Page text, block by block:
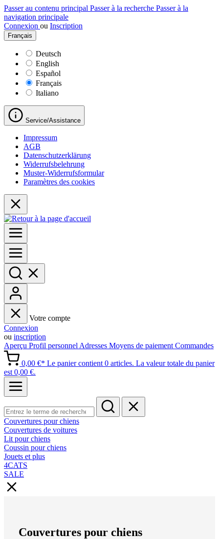
Passer au contenu principal Passer à la recherche Passer à la
navigation principale
Connexion ou Inscription
Français
Deutsch
English
Español
Français
Italiano
Service/Assistance
Impressum
AGB
Datenschutzerklärung
Widerrufsbelehrung
Muster-Widerrufsformular
Paramètres des cookies
Votre compte
Connexion
ou inscription
Aperçu Profil personnel Adresses Moyens de paiement Commandes
0,00 €* Le panier contient 0 articles. La valeur totale du panier
est 0,00 €.
Couvertures pour chiens
Couvertures de voitures
Lit pour chiens
Coussin pour chiens
Jouets et plus
4CATS
SALE
Couvertures pour chiens